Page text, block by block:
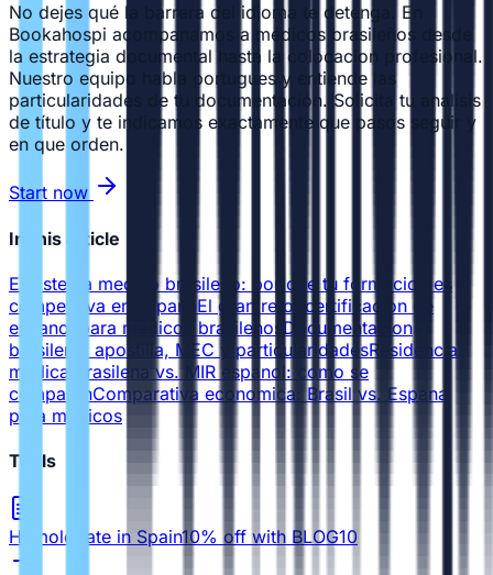
No dejes qué la barrera del idioma te detenga. En
Bookahospi acompanamos a médicos brasileños desde
la estrategia documental hasta la colocacion profesional.
Nuestro equipo habla portugues y entiende las
particularidades de tu documentación. Solicita tu analisis
de título y te indicamos exactamente que pasos seguir y
en que orden.
Start now
In this article
El sistema medico brasileno: por que tu formacion es
competitiva en Espana El gran reto: certificacion de
espanol para medicos brasilenos Documentacion
brasilena: apostilla, MEC y particularidadesResidencia
medica brasilena vs. MIR espanol: como se
comparanComparativa economica: Brasil vs. Espana
para medicos
Tools
Homologate in Spain10% off with BLOG10